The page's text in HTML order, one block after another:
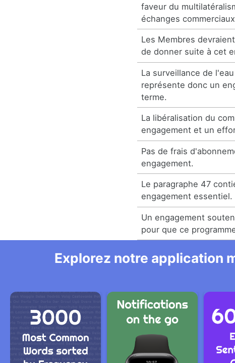
faveur du
échanges
Les Membres
de donner suite à cet
La surveillance de
représente donc un
terme.
La libéralisation du
engagement et un
Pas de frais
engagement.
Le paragraphe 47
engagement essentiel.
Un engagement
pour que ce
Explorez notre application